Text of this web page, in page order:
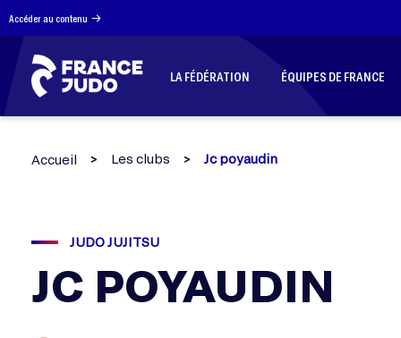
Accéder au contenu
LA FÉDÉRATION ÉQUIPES DE FRANCE
Accueil Les clubs Jc poyaudin
JUDO JUJITSU
JC POYAUDIN
Panneau de gestion des cookies